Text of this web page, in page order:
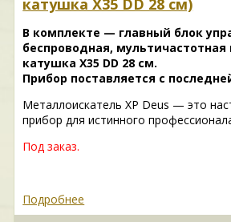
катушка X35 DD 28 см)
В комплекте — главный блок
беспроводная, мультичастотная
катушка X35 DD 28 см.
Прибор поставляется с
Металлоискатель XP Deus — это
прибор для истинного
Под заказ.
Подробнее